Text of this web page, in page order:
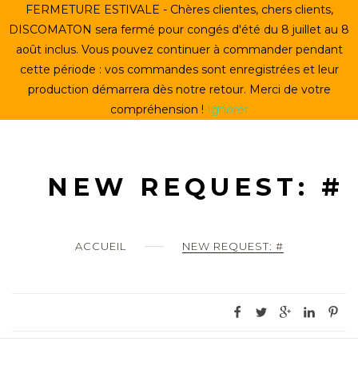
to
content
ACCUEIL
CRÉER UN VINYLE
LE STORE
ACCUEIL NEW REQUEST: #
NEW REQUEST: #
FERMETURE ESTIVALE - Chères clientes, chers clients,
DISCOMATON sera fermé pour congés d'été du 8 juillet au 8
août inclus. Vous pouvez continuer à commander pendant
cette période : vos commandes sont enregistrées et leur
production démarrera dès notre retour. Merci de votre
compréhension ! Ignorer